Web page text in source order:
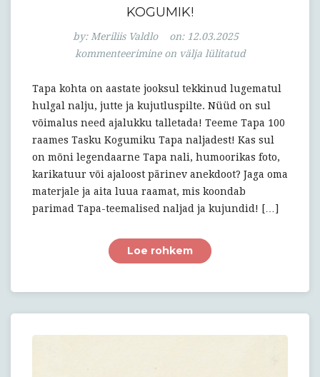
KOGUMIK!
by: Meriliis Valdlo on: 12.03.2025
Tasku
Kogumik!
kommenteerimine on välja lülitatud
Tapa kohta on aastate jooksul tekkinud lugematul
hulgal nalju, jutte ja kujutluspilte. Nüüd on sul
võimalus need ajalukku talletada! Teeme Tapa 100
raames Tasku Kogumiku Tapa naljadest! Kas sul
on mõni legendaarne Tapa nali, humoorikas foto,
karikatuur või ajaloost pärinev anekdoot? Jaga oma
materjale ja aita luua raamat, mis koondab
parimad Tapa-teemalised naljad ja kujundid! […]
Loe rohkem